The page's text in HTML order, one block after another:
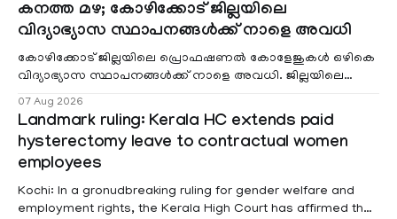
കനത്ത മഴ; കോഴിക്കോട് ജില്ലയിലെ
വിദ്യാഭ്യാസ സ്ഥാപനങ്ങൾക്ക് നാളെ അവധി
കോഴിക്കോട് ജില്ലയിലെ പ്രൊഫഷണൽ കോളേജുകൾ ഒഴികെ
വിദ്യാഭ്യാസ സ്ഥാപനങ്ങൾക്ക് നാളെ അവധി. ജില്ലയിലെ
മലയോര- തീരദേശ മേഖലകളിലും മറ്റും ശക്തമായ മഴയു
07 Aug 2026
Landmark ruling: Kerala HC extends paid
hysterectomy leave to contractual women
employees
Kochi: In a gronudbreaking ruling for gender welfare and
employment rights, the Kerala High Court has affirmed that